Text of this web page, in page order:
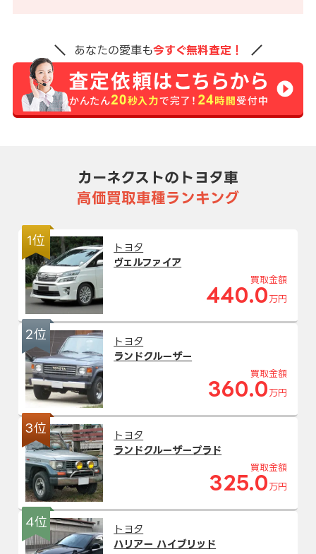
あなたの愛車も今すぐ無料査定！
カーネクストのトヨタ車
高価買取車種ランキング
1位
トヨタ
ヴェルファイア
買取金額
440.0 万円
2位
トヨタ
ランドクルーザー
買取金額
360.0 万円
3位
トヨタ
ランドクルーザープラド
買取金額
325.0 万円
4位
トヨタ
ハリアー ハイブリッド